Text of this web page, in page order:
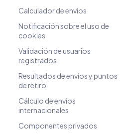
Calculador de envíos
Notificación sobre el uso de
cookies
Validación de usuarios
registrados
Resultados de envíos y puntos
de retiro
Cálculo de envíos
internacionales
Componentes privados